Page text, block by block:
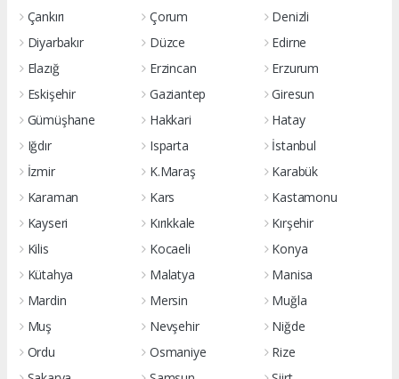
Çankırı
Çorum
Denizli
Diyarbakır
Düzce
Edirne
Elazığ
Erzincan
Erzurum
Eskişehir
Gaziantep
Giresun
Gümüşhane
Hakkari
Hatay
Iğdır
Isparta
İstanbul
İzmir
K.Maraş
Karabük
Karaman
Kars
Kastamonu
Kayseri
Kırıkkale
Kırşehir
Kilis
Kocaeli
Konya
Kütahya
Malatya
Manisa
Mardin
Mersin
Muğla
Muş
Nevşehir
Niğde
Ordu
Osmaniye
Rize